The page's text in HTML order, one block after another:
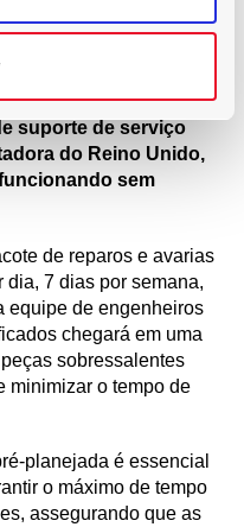
temos orgulho de
suporte de serviço
do Reino Unido,
sem
de reparos e avarias
dia, 7 dias por semana,
equipe de engenheiros
chegará em uma
sobressalentes
minimizar o tempo de
planejada é essencial
o máximo de tempo
assegurando que as